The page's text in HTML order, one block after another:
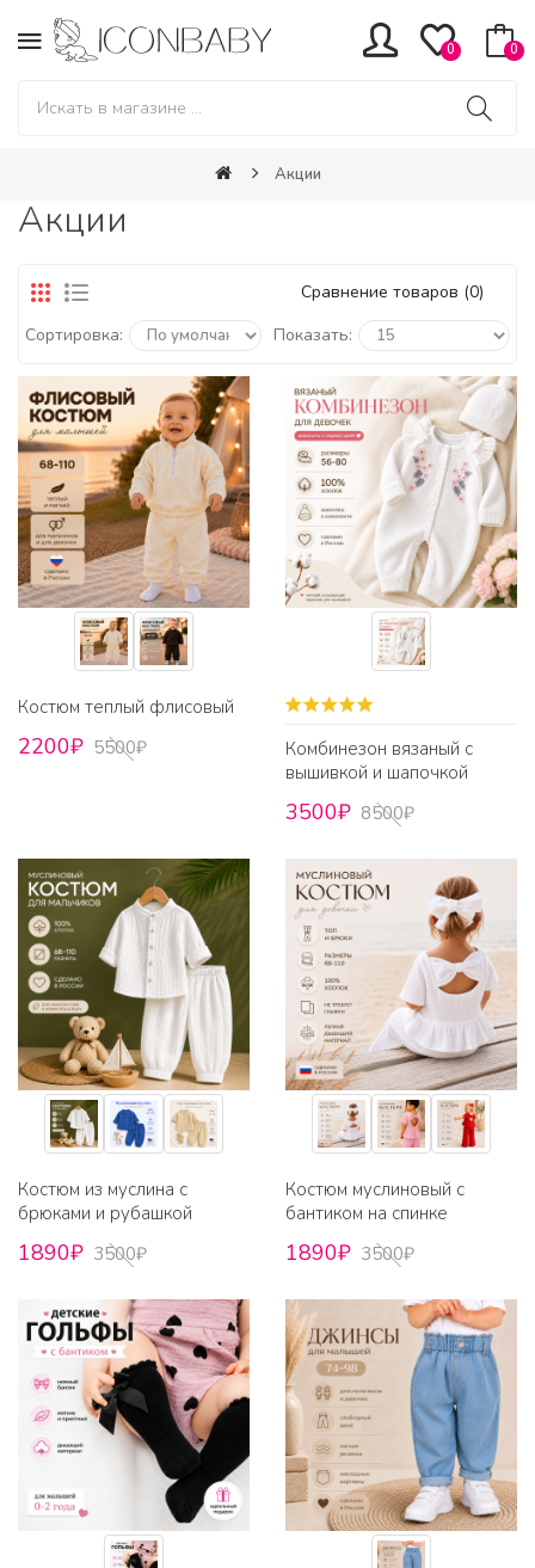
0 0
Акции
Акции
Сравнение товаров (0)
Сортировка:
Показать:
Костюм теплый флисовый
2200₽ 5500₽
Комбинезон вязаный с
вышивкой и шапочкой
3500₽ 8500₽
Костюм из муслина с
брюками и рубашкой
1890₽ 3500₽
Костюм муслиновый с
бантиком на спинке
1890₽ 3500₽